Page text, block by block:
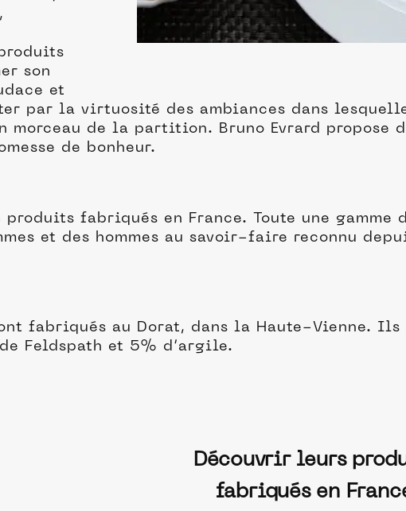
son
et
par la virtuosité des ambiances dans
morceau de la partition. Bruno Evrard propose
de bonheur.
fabriqués en France. Toute une gamme
et des hommes au savoir-faire reconnu
fabriqués au Dorat, dans la Haute-Vienne. Ils
Feldspath et 5% d’argile.
Découvrir leurs
fabriqués en